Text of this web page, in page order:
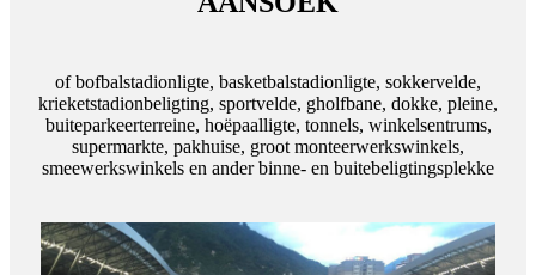
of bofbalstadionligte, basketbalstadionligte, sokkervelde,
krieketstadionbeligting, sportvelde, gholfbane, dokke, pleine,
buiteparkeerterreine, hoëpaalligte, tonnels, winkelsentrums,
supermarkte, pakhuise, groot monteerwerkswinkels,
smeewerkswinkels en ander binne- en buitebeligtingsplekke